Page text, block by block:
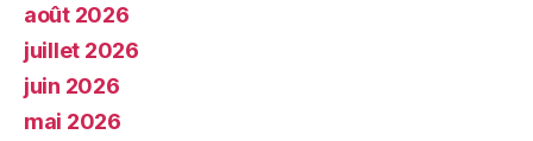
août 2026
juillet 2026
juin 2026
mai 2026